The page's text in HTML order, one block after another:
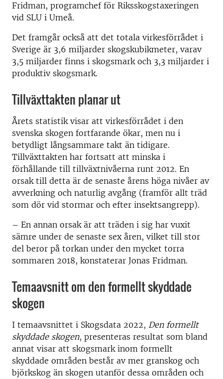
Fridman, programchef för Riksskogstaxeringen
vid SLU i Umeå.
Det framgår också att det totala virkesförrådet i
Sverige är 3,6 miljarder skogskubikmeter, varav
3,5 miljarder finns i skogsmark och 3,3 miljarder i
produktiv skogsmark.
Tillväxttakten planar ut
Årets statistik visar att virkesförrådet i den
svenska skogen fortfarande ökar, men nu i
betydligt långsammare takt än tidigare.
Tillväxttakten har fortsatt att minska i
förhållande till tillväxtnivåerna runt 2012. En
orsak till detta är de senaste årens höga nivåer av
avverkning och naturlig avgång (framför allt träd
som dör vid stormar och efter insektsangrepp).
– En annan orsak är att träden i sig har vuxit
sämre under de senaste sex åren, vilket till stor
del beror på torkan under den mycket torra
sommaren 2018, konstaterar Jonas Fridman.
Temaavsnitt om den formellt skyddade
skogen
I temaavsnittet i Skogsdata 2022, Den formellt
skyddade skogen, presenteras resultat som bland
annat visar att skogsmark inom formellt
skyddade områden består av mer granskog och
björkskog än skogen utanför dessa områden och